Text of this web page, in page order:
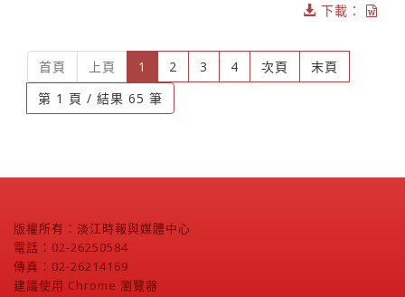
下載：
首頁 上頁 1 (current)
2 3 4 次頁
末頁
第 1 頁 / 結果 65 筆
版權所有：淡江時報與媒體中心
電話：02-26250584
傳真：02-26214169
建議使用 Chrome 瀏覽器